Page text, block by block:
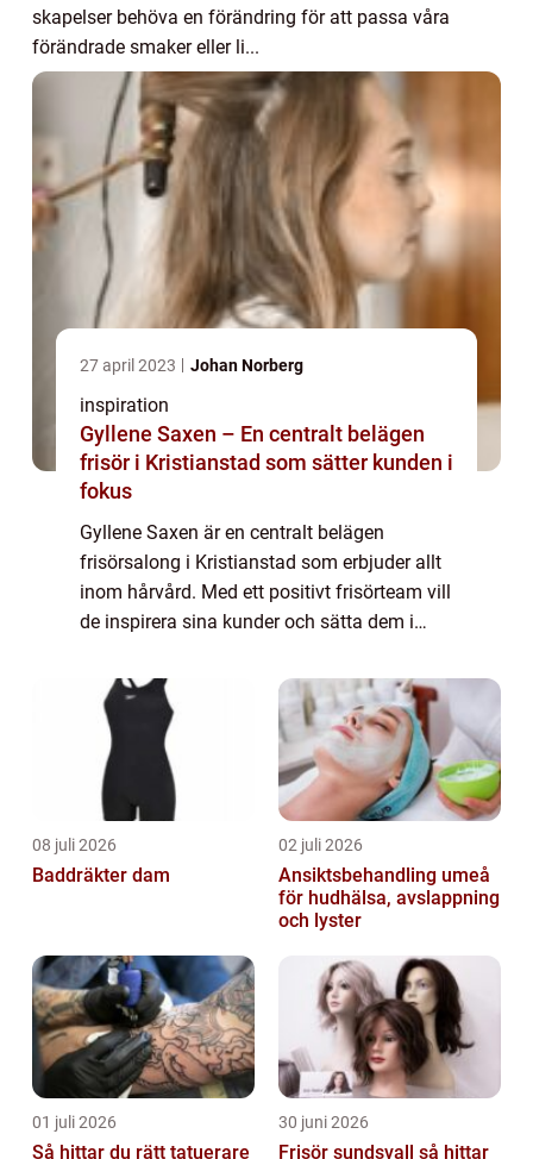
skapelser behöva en förändring för att passa våra
förändrade smaker eller li...
27 april 2023 Johan Norberg
inspiration
Gyllene Saxen – En centralt belägen
frisör i Kristianstad som sätter kunden i
fokus
Gyllene Saxen är en centralt belägen
frisörsalong i Kristianstad som erbjuder allt
inom hårvård. Med ett positivt frisörteam vill
de inspirera sina kunder och sätta dem i
drop-in i mån av tid och tar emot kund...
08 juli 2026
Baddräkter dam
02 juli 2026
Ansiktsbehandling umeå
för hudhälsa, avslappning
och lyster
01 juli 2026
Så hittar du rätt tatuerare
30 juni 2026
Frisör sundsvall så hittar